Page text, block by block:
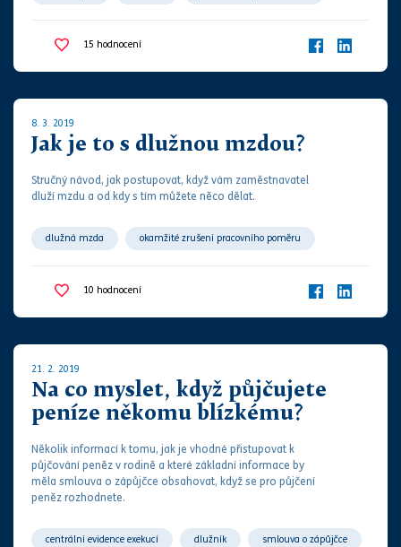
úroky věřitel vydlužitel zápůjčitel
zápůjčka
15 hodnocení
8. 3. 2019
Jak je to s dlužnou mzdou?
Stručný návod, jak postupovat, když vám zaměstnavatel
dluží mzdu a od kdy s tím můžete něco dělat.
dlužná mzda okamžité zrušení pracovního poměru
splatnost mzdy termín výplaty mzdy zaměstnanec
zaměstnavatel
10 hodnocení
21. 2. 2019
Na co myslet, když půjčujete
peníze někomu blízkému?
Několik informací k tomu, jak je vhodné přistupovat k
půjčování peněz v rodině a které základní informace by
měla smlouva o zápůjčce obsahovat, když se pro půjčení
peněz rozhodnete.
centrální evidence exekucí dlužník smlouva o zápůjčce